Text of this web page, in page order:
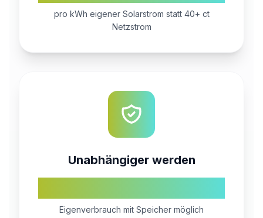
pro kWh eigener Solarstrom statt 40+ ct
Netzstrom
Unabhängiger werden
Eigenverbrauch mit Speicher möglich